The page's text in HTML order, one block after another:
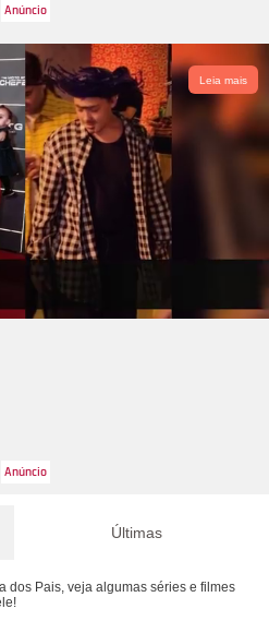
Leia mais
procurar o anel de Arthur. Veja o resumo
Ama Cuida
Últimas
dos Pais, veja algumas séries e filmes